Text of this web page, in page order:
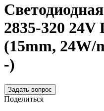
2835-320 24V
(15mm,
-)
Задать вопрос
Поделиться